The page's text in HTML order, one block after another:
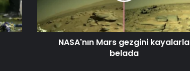
NASA'nın Mars gezgini kayalarla
belada